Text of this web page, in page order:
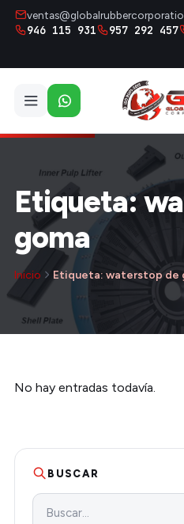
946 115 931 957 292 457
Etiqueta:
goma
Inicio Etiqueta: waterstop de
No hay entradas todavía.
BUSCAR